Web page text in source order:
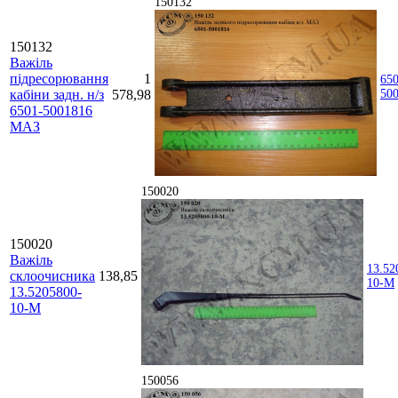
150132
Важіль
підресорювання
кабіни задн. н/з
6501-5001816
МАЗ
1
578,98
150020
Важіль
склоочисника
13.5205800-
10-М
138,85
150020
10-М
150056